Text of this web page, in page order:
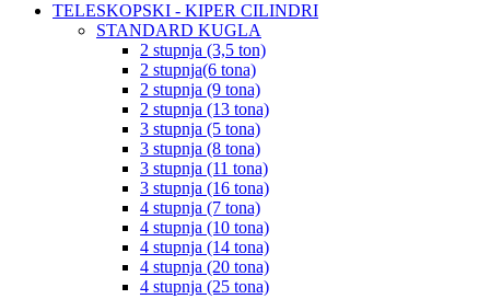
TELESKOPSKI - KIPER CILINDRI
STANDARD KUGLA
2 stupnja (3,5 ton)
2 stupnja(6 tona)
2 stupnja (9 tona)
2 stupnja (13 tona)
3 stupnja (5 tona)
3 stupnja (8 tona)
3 stupnja (11 tona)
3 stupnja (16 tona)
4 stupnja (7 tona)
4 stupnja (10 tona)
4 stupnja (14 tona)
4 stupnja (20 tona)
4 stupnja (25 tona)